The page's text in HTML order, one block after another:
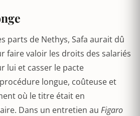
parts de Nethys, Safa aurait dû
faire valoir les droits des salariés
lui et casser le pacte
longue, coûteuse et
où le titre était en
Dans un entretien au Figaro